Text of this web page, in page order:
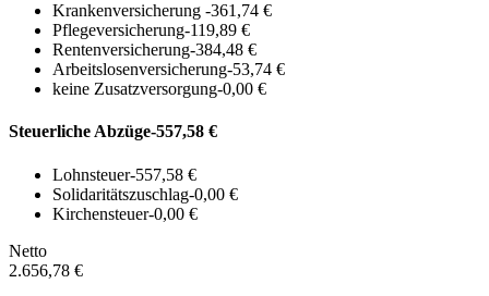
Krankenversicherung -361,74 €
Pflegeversicherung-119,89 €
Rentenversicherung-384,48 €
Arbeitslosenversicherung-53,74 €
keine Zusatzversorgung-0,00 €
Steuerliche Abzüge-557,58 €
Lohnsteuer-557,58 €
Solidaritätszuschlag-0,00 €
Kirchensteuer-0,00 €
Netto
2.656,78 €